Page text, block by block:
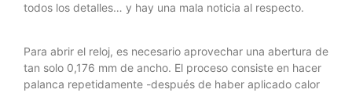
todos los detalles… y hay una mala noticia al respecto.
Para abrir el reloj, es necesario aprovechar una abertura de
tan solo 0,176 mm de ancho. El proceso consiste en hacer
palanca repetidamente -después de haber aplicado calor